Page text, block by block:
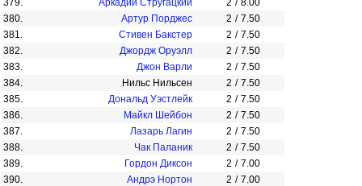
379.
Аркадий Стругацкий 2 / 8.00
380.
Артур Порджес 2 / 7.50
381.
Стивен Бакстер 2 / 7.50
382.
Джордж Оруэлл 2 / 7.50
383.
Джон Варли 2 / 7.50
384.
Нильс Нильсен 2 / 7.50
385.
Дональд Уэстлейк 2 / 7.50
386.
Майкл Шейбон 2 / 7.50
387.
Лазарь Лагин 2 / 7.50
388.
Чак Паланик 2 / 7.50
389.
Гордон Диксон 2 / 7.00
390.
Андрэ Нортон 2 / 7.00